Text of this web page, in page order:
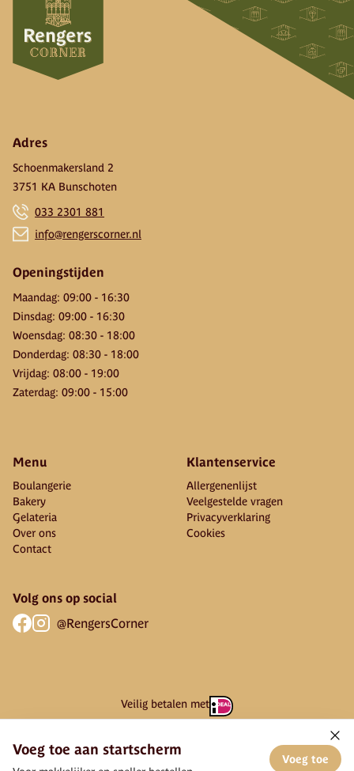
Adres
Schoenmakersland 2
3751 KA Bunschoten
033 2301 881
info@rengerscorner.nl
Openingstijden
Maandag: 09:00 - 16:30
Dinsdag: 09:00 - 16:30
Woensdag: 08:30 - 18:00
Donderdag: 08:30 - 18:00
Vrijdag: 08:00 - 19:00
Zaterdag: 09:00 - 15:00
Menu
Boulangerie
Bakery
Gelateria
Over ons
Contact
Klantenservice
Allergenenlijst
Veelgestelde vragen
Privacyverklaring
Cookies
Volg ons op social
@RengersCorner
Veilig betalen met
Voeg toe aan startscherm
Voeg toe